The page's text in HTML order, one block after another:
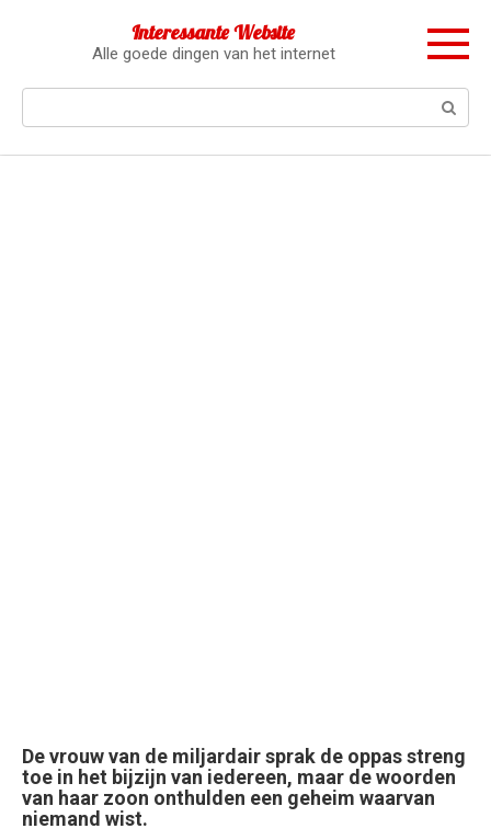
Interessante Website
Alle goede dingen van het internet
De vrouw van de miljardair sprak de oppas streng
toe in het bijzijn van iedereen, maar de woorden
van haar zoon onthulden een geheim waarvan
niemand wist.